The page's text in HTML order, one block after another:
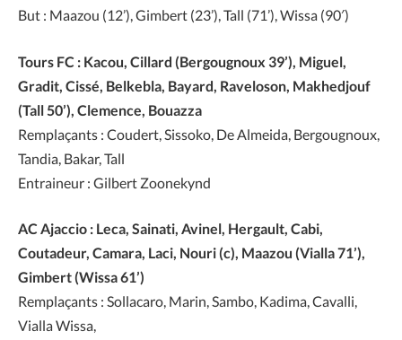
But : Maazou (12’), Gimbert (23’), Tall (71’), Wissa (90′)
Tours FC : Kacou, Cillard (Bergougnoux 39’), Miguel,
Gradit, Cissé, Belkebla, Bayard, Raveloson, Makhedjouf
(Tall 50’), Clemence, Bouazza
Remplaçants : Coudert, Sissoko, De Almeida, Bergougnoux,
Tandia, Bakar, Tall
Entraineur : Gilbert Zoonekynd
AC Ajaccio : Leca, Sainati, Avinel, Hergault, Cabi,
Coutadeur, Camara, Laci, Nouri (c), Maazou (Vialla 71’),
Gimbert (Wissa 61’)
Remplaçants : Sollacaro, Marin, Sambo, Kadima, Cavalli,
Vialla Wissa,